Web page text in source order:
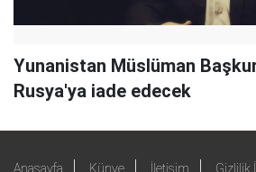
Yunanistan Müslüman
Rusya'ya iade edecek
Anasayfa Künye İletişim Gizlilik